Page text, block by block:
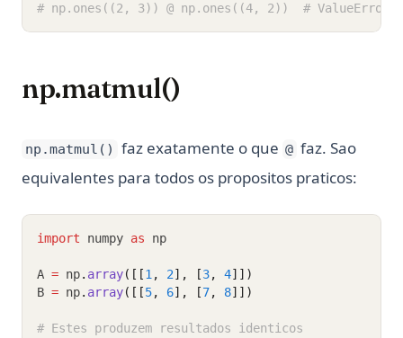
# np.ones((2, 3)) @ np.ones((4, 2))  # ValueError
np.matmul()
np.matmul() faz exatamente o que @ faz. Sao
equivalentes para todos os propositos praticos:
import numpy as np
A = np. array([[1 , 2], [3, 4]])
B = np. array([[5, 6], [7, 8]])
# Estes produzem resultados identicos